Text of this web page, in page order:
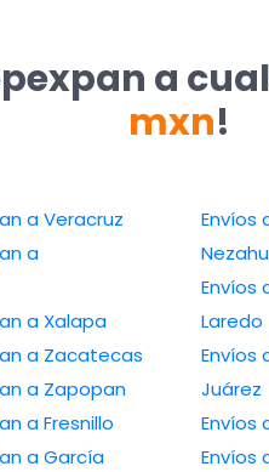
a
mxn!
a Veracruz
a
a Xalapa
a Zacatecas
a Zapopan
a Fresnillo
a García
Envíos
Envíos
Laredo
Envíos
Juárez
Envíos
Envíos